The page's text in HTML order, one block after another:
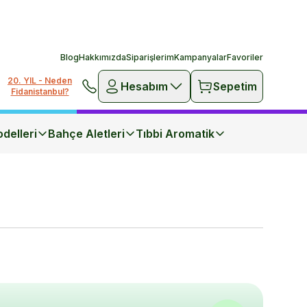
BlogHakkımızdaSiparişlerimKampanyalarFavoriler
20. YIL - Neden
Fidanistanbul?
Hesabım Sepetim
Bahçe Aletleri Tıbbi Aromatik